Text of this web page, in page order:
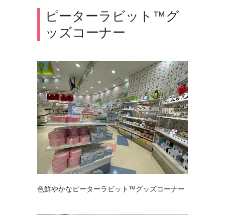
ピーターラビット™グ
ッズコーナー
色鮮やかなピーターラビット™グッズコーナー